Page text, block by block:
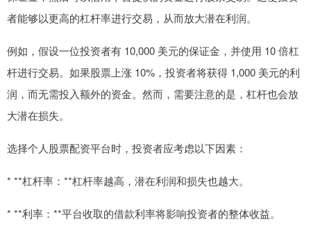
者能够以更高的杠杆率进行交易，从而放大潜在利润。
例如，假设一位投资者有 10,000 美元的保证金，并使用 10 倍杠
杆进行交易。如果股票上涨 10%，投资者将获得 1,000 美元的利
润，而无需投入额外的资金。然而，需要注意的是，杠杆也会放
大潜在损失。
选择个人股票配资平台时，投资者应考虑以下因素：
* **杠杆率：**杠杆率越高，潜在利润和损失也越大。
* **利率：**平台收取的借款利率将影响投资者的整体收益。